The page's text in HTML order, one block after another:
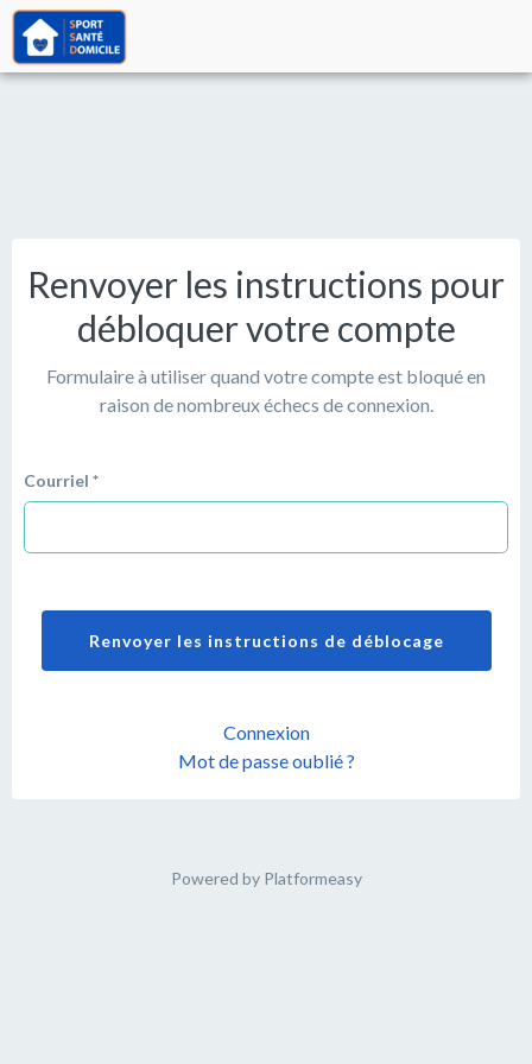
Renvoyer les instructions pour
débloquer votre compte
Formulaire à utiliser quand votre compte est bloqué en
raison de nombreux échecs de connexion.
Courriel
Connexion
Mot de passe oublié ?
Powered by Platformeasy